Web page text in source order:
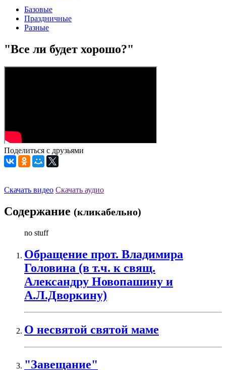
Базовые
Праздничные
Разные
"Все ли будет хорошо?"
Поделиться с друзьями
Скачать видео Скачать аудио
Содержание (кликабельно)
no stuff
Обращение прот. Владимира
Головина (в т.ч. к свящ.
Александру Новопашину и
А.Л.Дворкину)
О несвятой святой маме
"Завещание"